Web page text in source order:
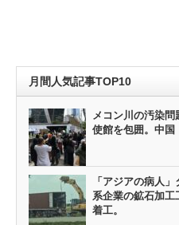
月間人気記事TOP10
メコン川の汚染
使館を包囲。中国
「アジアの病人
系企業の鉱石加
着工。